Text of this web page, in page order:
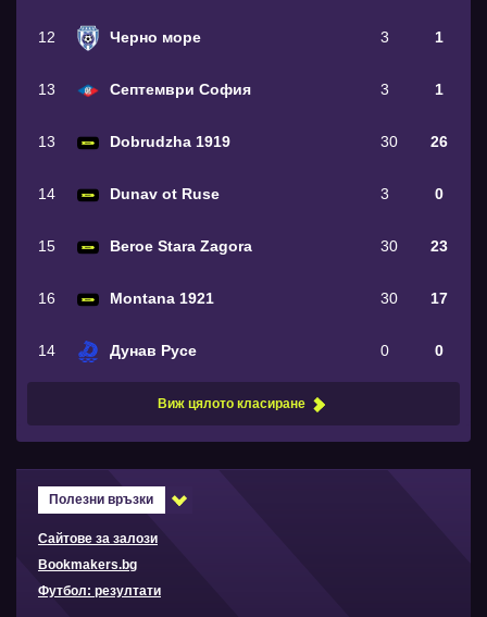
12 Черно море 3 1
13 Септември София 3 1
13 Dobrudzha 1919 30 26
14 Dunav ot Ruse 3 0
15 Beroe Stara Zagora 30 23
16 Montana 1921 30 17
14 Дунав Русе 0 0
Виж цялото класиране
Полезни връзки
Сайтове за залози
Bookmakers.bg
Футбол: резултати